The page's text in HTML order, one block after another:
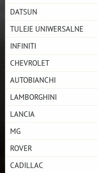
DATSUN
TULEJE UNIWERSALNE
INFINITI
CHEVROLET
AUTOBIANCHI
LAMBORGHINI
LANCIA
MG
ROVER
CADILLAC